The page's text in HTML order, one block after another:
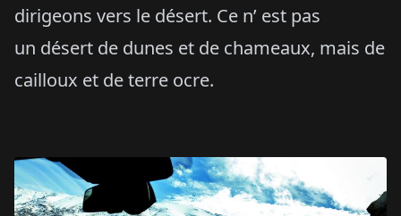
dirigeons vers le désert. Ce n’ est pas
un désert de dunes et de chameaux, mais de
cailloux et de terre ocre.